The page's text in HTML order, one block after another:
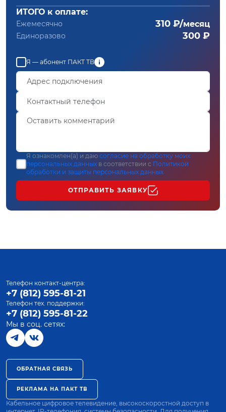
ИТОГО к оплате:
Ежемесячно 310 ₽/месяц
Единоразово 300 ₽
Я — абонент ПАКТ ТВ
Я ознакомлен(а) и даю согласие на обработку моих
персональных данных в соответствии с Политикой
обработки и защиты персональных данных
ОТПРАВИТЬ ЗАЯВКУ
Телефон контакт-центра:
+7 (812) 595-81-21
Телефон тех. поддержки:
+7 (812) 595-81-22
Мы в соц. сетях:
ОБРАТНАЯ СВЯЗЬ
РЕКЛАМА НА ПАКТ ТВ
Кабельное цифровое телевидение, высокоскоростной доступ в